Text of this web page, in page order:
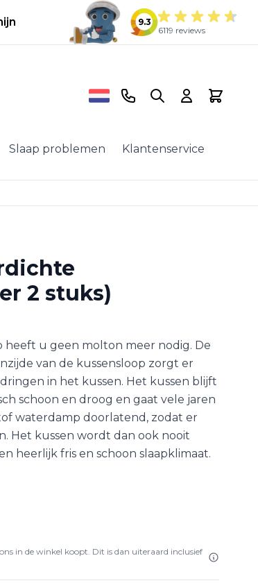
9.3
6119 reviews
Slaap problemen Klantenservice
Telefoonnummer
Search Cart
2 stuks)
heeft u geen molton meer nodig. De
van de kussensloop zorgt er
in het kussen. Het kussen blijft
schoon en droog en gaat vele jaren
waterdamp doorlatend, zodat er
Het kussen wordt dan ook nooit
heerlijk fris en schoon slaapklimaat.
in de winkel koopt. Dit is dan uiteraard inclusief